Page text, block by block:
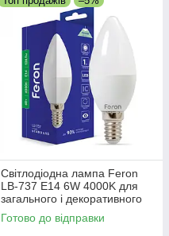
Світлодіодна лампа Feron
LB-737 E14 6W 4000K для
загального і декоративного
освітлення
Готово до відправки